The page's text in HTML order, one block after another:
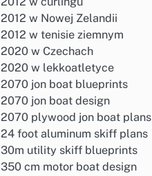
2012 w Nowej Zelandii
2012 w tenisie ziemnym
2020 w Czechach
2020 w lekkoatletyce
2070 jon boat blueprints
2070 jon boat design
2070 plywood jon boat plans
24 foot aluminum skiff plans
30m utility skiff blueprints
350 cm motor boat design